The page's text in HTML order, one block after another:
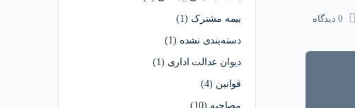
0 دیدگاه بیمه مشترک (1)
دسته‌بندی نشده (1)
دیوان عدالت اداری (1)
قوانین (4)
مصاحبه (10)